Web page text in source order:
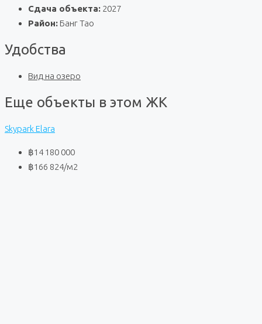
Сдача объекта: 2027
Район: Банг Тао
Удобства
Вид на озеро
Еще объекты в этом ЖК
Skypark Elara
฿14 180 000
฿166 824/м2